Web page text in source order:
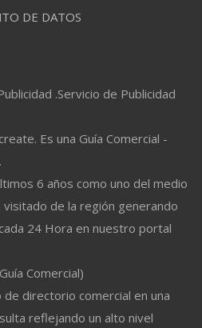
DE DATOS
.Servicio de Publicidad
Es una Guía Comercial -
6 años como uno del medio
de la región generando
24 Hora en nuestro portal
Comercial)
directorio comercial en una
reflejando un alto nivel